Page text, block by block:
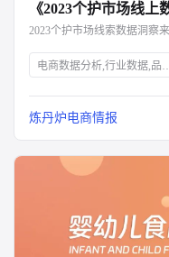
《2023个护市场线上
2023个护市场线索数据洞察
电商数据分析,行业数据,品牌数据,店铺数据,商品数据,炼丹炉,个护市场,口腔护理,身体护理,消费者需
炼丹炉电商情报